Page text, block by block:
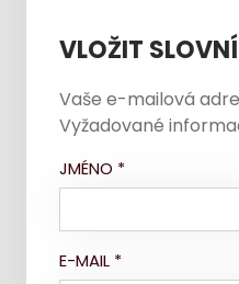
VLOŽIT
Vaše e-mailová
Vyžadované
JMÉNO *
E-MAIL *